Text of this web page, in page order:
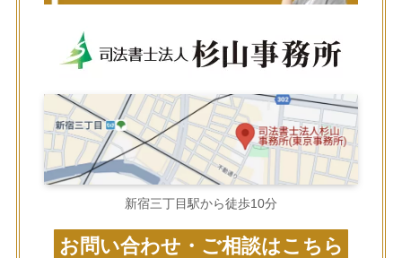
新宿三丁目駅から徒歩10分
お問い合わせ・ご相談はこちら